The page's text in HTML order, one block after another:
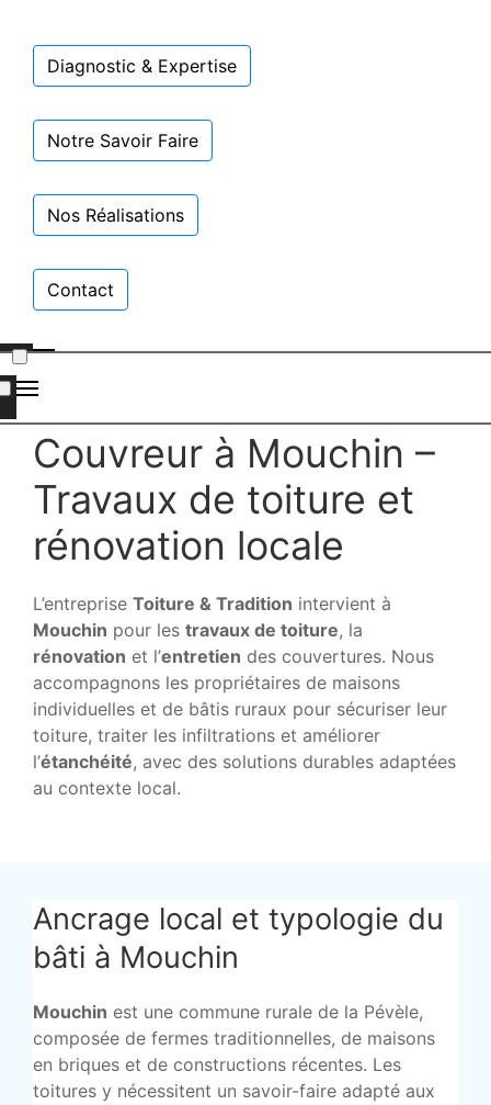
Diagnostic & Expertise
Notre Savoir Faire
Nos Réalisations
Contact
Couvreur à Mouchin –
Travaux de toiture et
rénovation locale
L’entreprise Toiture & Tradition intervient à
Mouchin pour les travaux de toiture, la
rénovation et l’entretien des couvertures. Nous
accompagnons les propriétaires de maisons
individuelles et de bâtis ruraux pour sécuriser leur
toiture, traiter les infiltrations et améliorer
l’étanchéité, avec des solutions durables adaptées
au contexte local.
Ancrage local et typologie du
bâti à Mouchin
Mouchin est une commune rurale de la Pévèle,
composée de fermes traditionnelles, de maisons
en briques et de constructions récentes. Les
toitures y nécessitent un savoir-faire adapté aux